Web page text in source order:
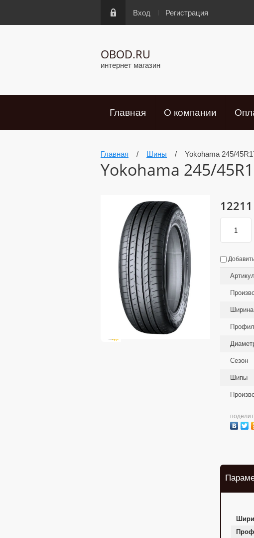
Вход Регистрация
OBOD.RU
интернет магазин
Главная О компании
Главная / Шины / Yokohama 245/
Yokohama 245/
12211
Ширина
Сезон
Шипы